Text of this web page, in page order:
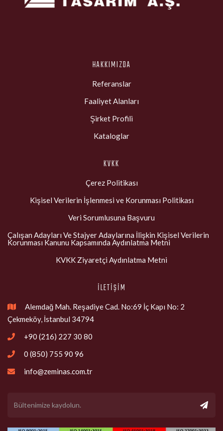
HAKKIMIZDA
Referanslar
Faaliyet Alanları
Şirket Profili
Kataloglar
KVKK
Çerez Politikası
Kişisel Verilerin İşlenmesi ve Korunması Politikası
Veri Sorumlusuna Başvuru
Çalışan Adayları Ve Stajyer Adaylarına İlişkin Kişisel Verilerin
Korunması Kanunu Kapsamında Aydınlatma Metni
KVKK Ziyaretçi Aydınlatma Metni
İLETİŞİM

Alemdağ Mah. Reşadiye Cad. No:69 İç Kapı No: 2
Çekmeköy, İstanbul 34794
 +90 (216) 227 30 80
 0 (850) 755 90 96
 info@zeminas.com.tr